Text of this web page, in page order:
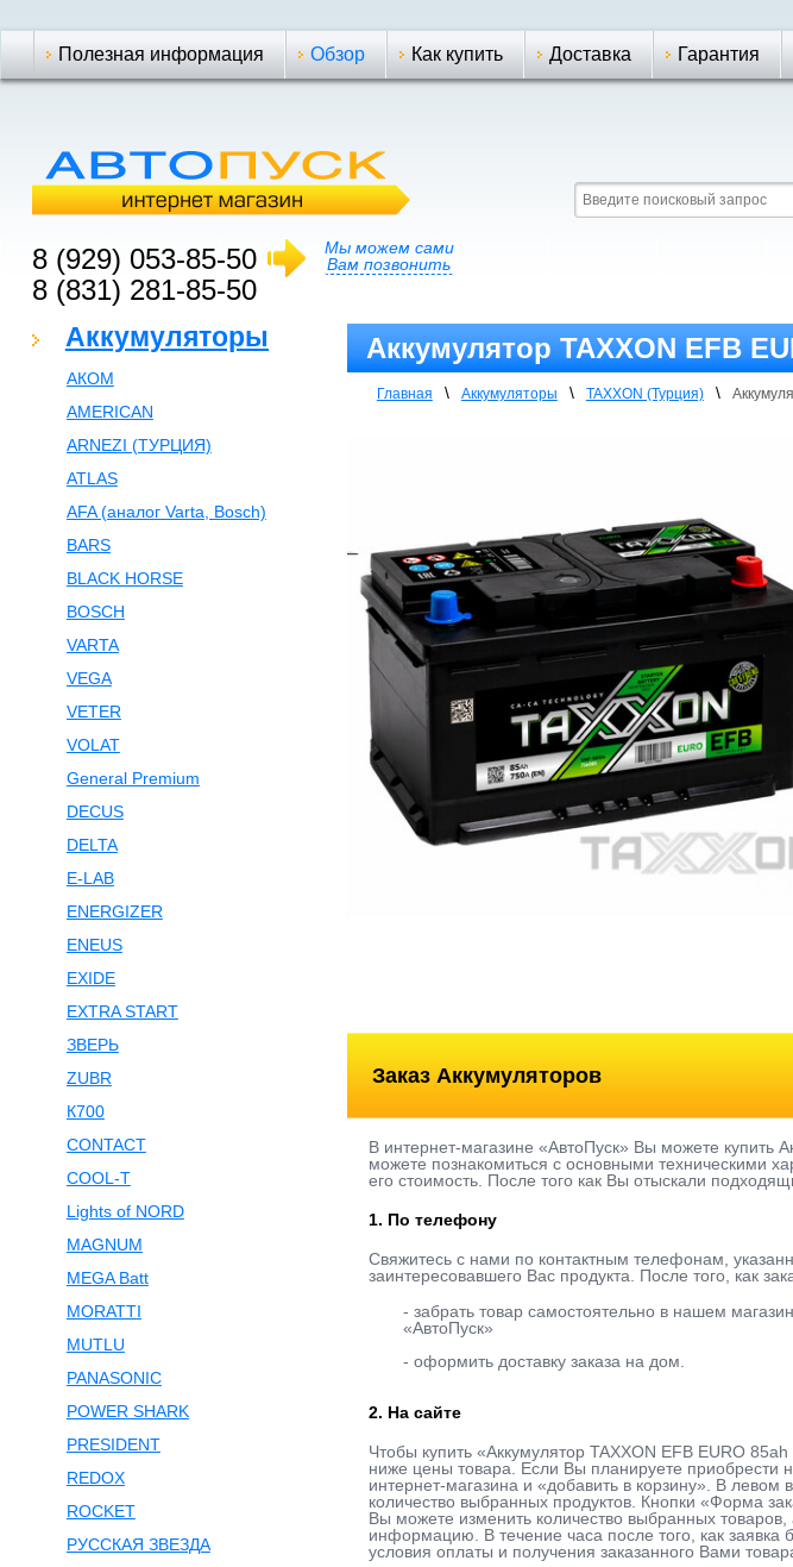
Полезная информация Обзор Как купить Доставка Гарантия
8 (929) 053-85-50
8 (831) 281-85-50
Мы можем сами
Вам позвонить
Аккумуляторы
АКОМ
AMERICAN
ARNEZI (ТУРЦИЯ)
ATLAS
AFA (аналог Varta, Bosch)
BARS
BLACK HORSE
BOSCH
VARTA
VEGA
VETER
VOLAT
General Premium
DECUS
DELTA
E-LAB
ENERGIZER
ENEUS
EXIDE
EXTRA START
ЗВЕРЬ
ZUBR
К700
CONTACT
COOL-T
Lights of NORD
MAGNUM
MEGA Batt
MORATTI
MUTLU
PANASONIC
POWER SHARK
PRESIDENT
REDOX
ROCKET
РУССКАЯ ЗВЕЗДА
Аккумулятор TAXXON EFB
Главная \ Аккумуляторы \ TAXXON (Турция) \
Заказ Аккумуляторов
В интернет-магазине «АвтоПуск» Вы можете
можете познакомиться с основными техническими
его стоимость. После того как Вы отыскали
1. По телефону
Свяжитесь с нами по контактным телефонам,
заинтересовавшего Вас продукта. После того, как
- забрать товар самостоятельно в нашем
«АвтоПуск»
- оформить доставку заказа на дом.
2. На сайте
Чтобы купить «Аккумулятор TAXXON EFB EURO
ниже цены товара. Если Вы планируете приобрести
интернет-магазина и «добавить в корзину». В
количество выбранных продуктов. Кнопки «Форма
Вы можете изменить количество выбранных
информацию. В течение часа после того, как
условия оплаты и получения заказанного Вами